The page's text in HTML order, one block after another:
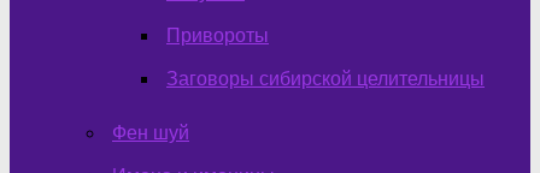
Привороты
Заговоры сибирской целительницы
Фен шуй